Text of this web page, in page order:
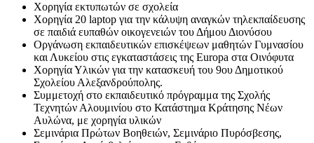
Χορηγία εκτυπωτών σε σχολεία
Χορηγία 20 laptop για την κάλυψη αναγκών τηλεκπαίδευσης
σε παιδιά ευπαθών οικογενειών του Δήμου Διονύσου
Οργάνωση εκπαιδευτικών επισκέψεων μαθητών Γυμνασίου
και Λυκείου στις εγκαταστάσεις της Europa στα Οινόφυτα
Χορηγία Υλικών για την κατασκευή του 9ου Δημοτικού
Σχολείου Αλεξανδρούπολης.
Συμμετοχή στο εκπαιδευτικό πρόγραμμα της Σχολής
Τεχνητών Αλουμινίου στο Κατάστημα Κράτησης Νέων
Αυλώνα, με χορηγία υλικών
Σεμινάρια Πρώτων Βοηθειών, Σεμινάριο Πυρόσβεσης,